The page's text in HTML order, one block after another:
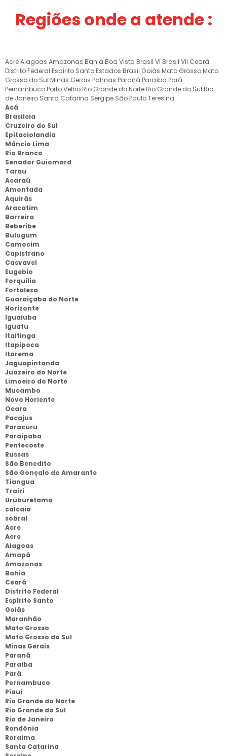
Regiões onde a atende :
AcreAlagoas Amazonas Bahia Boa Vista Brasil VI Brasil VII Ceará
Distrito Federal Espírito Santo Estados Brasil Goiás Mato Grosso Mato
Grosso do Sul Minas Gerais Palmas Paraná Paraíba Pará
Pernambuco Porto Velho Rio Grande do Norte Rio Grande do Sul Rio
de Janeiro Santa Catarina Sergipe São PauloTeresina
Acá
Brasileia
Cruzeiro do Sul
Epitaciolandia
Mâncio Lima
Rio Branco
Senador Guiomard
Tarau
Acaraú
Amontada
Aquirás
Aracatim
Barreira
Beberibe
Bulugum
Camocim
Capistrano
Casvavel
Eugebio
Forquilia
Fortaleza
Guaraiçaba do Norte
Horizonte
Iguaiuba
Iguatu
Itaitinga
Itapipoca
Itarema
Jaguapintanda
Juazeiro do Norte
Limoeiro do Norte
Mucambo
Novo Horiente
Ocara
Pacajus
Paracuru
Paraipaba
Pentecoste
Russas
São Benedito
São Gonçalo do Amarante
Tiangua
Trairi
Uruburetama
calcaia
sobral
Acre
Acre
Alagoas
Amapá
Amazonas
Bahia
Ceará
Distrito Federal
Espírito Santo
Goiás
Maranhão
Mato Grosso
Mato Grosso do Sul
Minas Gerais
Paraná
Paraíba
Pará
Pernambuco
Piauí
Rio Grande do Norte
Rio Grande do Sul
Rio de Janeiro
Rondônia
Roraima
Santa Catarina